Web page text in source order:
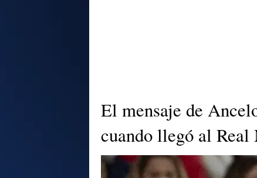
El mensaje de
cuando llegó al